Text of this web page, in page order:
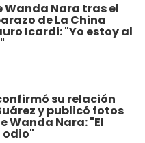
Wanda Nara tras el
de La China
Icardi: "Yo estoy al
su relación
y publicó fotos
Wanda Nara: "El
odio"